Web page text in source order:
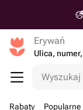
Erywań
Ulica,
Rabaty Popularne